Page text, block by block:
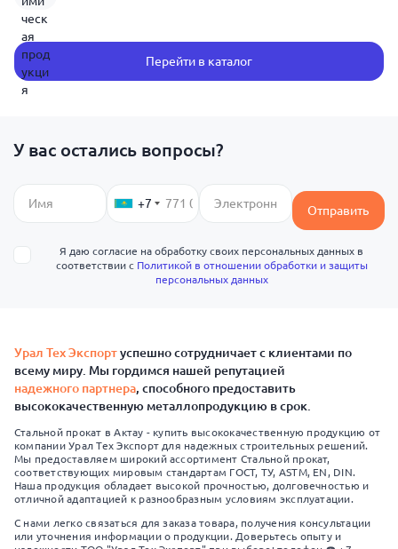
Перейти в каталог
У вас остались вопросы?
+7 Отправить
Я даю согласие на обработку своих персональных данных в
соответствии с Политикой в отношении обработки и защиты
персональных данных
Урал Тех Экспортуспешно сотрудничает с клиентами по
всему миру. Мы гордимся нашей репутацией
надежного партнера, способного предоставить
высококачественную металлопродукцию в срок.
Стальной прокат в Актау - купить высококачественную продукцию от
компании Урал Тех Экспорт для надежных строительных решений.
Мы предоставляем широкий ассортимент Стальной прокат,
соответствующих мировым стандартам ГОСТ, ТУ, ASTM, EN, DIN.
Наша продукция обладает высокой прочностью, долговечностью и
отличной адаптацией к разнообразным условиям эксплуатации.
С нами легко связаться для заказа товара, получения консультации
или уточнения информации о продукции. Доверьтесь опыту и